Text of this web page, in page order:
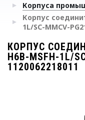
Корпуса
Корпус
1L/SC-MMCV-
КОРПУС
H6B-MSFH-1L/
1120062218011